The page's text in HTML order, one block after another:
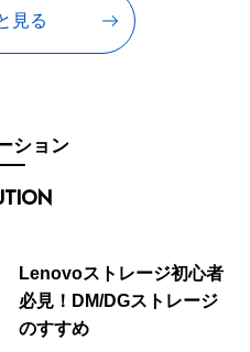
見る
ション
Lenovoストレージ初心者
必見！DM/DGストレージ
のすすめ